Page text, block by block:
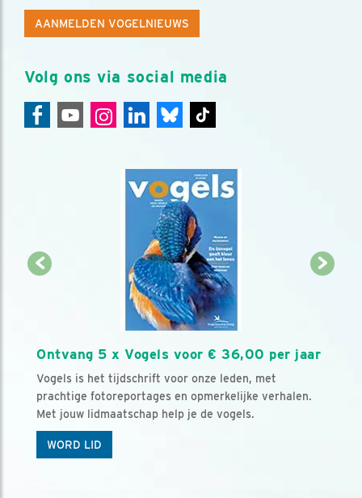
AANMELDEN VOGELNIEUWS
Volg ons via social media
Ontvang 5 x Vogels voor € 36,00 per jaar
Vogels is het tijdschrift voor onze leden, met
prachtige fotoreportages en opmerkelijke verhalen.
Met jouw lidmaatschap help je de vogels.
WORD LID